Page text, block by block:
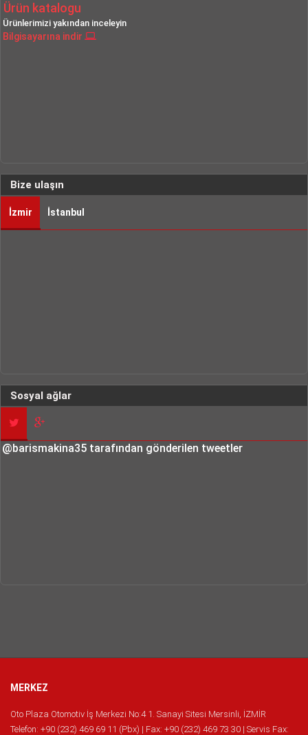
Ürün katalogu
Ürünlerimizi yakından inceleyin
Bilgisayarına indir
Bize ulaşın
İzmir İstanbul
Sosyal ağlar
@barismakina35 tarafından gönderilen tweetler
MERKEZ
Oto Plaza Otomotiv İş Merkezi No:4 1. Sanayi Sitesi Mersinli, İZMİR
Telefon: +90 (232) 469 69 11 (Pbx) | Fax: +90 (232) 469 73 30 | Servis Fax: